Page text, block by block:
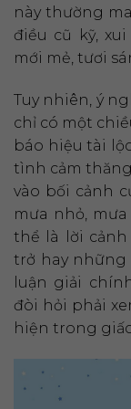
này thường
điều cũ kỹ,
mới mẻ, tươi
Tuy nhiên, ý
chỉ có một
báo hiệu tài
tình cảm
vào bối cảnh
mưa nhỏ,
thể là lời cảnh
trở hay những
luận giải
đòi hỏi phải
hiện trong